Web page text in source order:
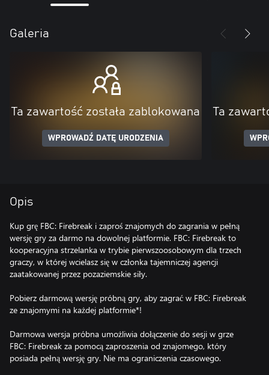
Galeria
Ta zawartość została zablokowana
WPROWADŹ DATĘ URODZENIA
Ta
Opis
Kup grę FBC: Firebreak i zaproś znajomych do zagrania w pełną
wersję gry za darmo na dowolnej platformie. FBC: Firebreak to
kooperacyjna strzelanka w trybie pierwszoosobowym dla trzech
graczy, w której wcielasz się w członka tajemniczej agencji
zaatakowanej przez pozaziemskie siły.
Pobierz darmową wersję próbną gry, aby zagrać w FBC: Firebreak
ze znajomymi na każdej platformie*!
Darmowa wersja próbna umożliwia dołączenie do sesji w grze
FBC: Firebreak za pomocą zaproszenia od znajomego, który
posiada pełną wersję gry. Nie ma ograniczenia czasowego.